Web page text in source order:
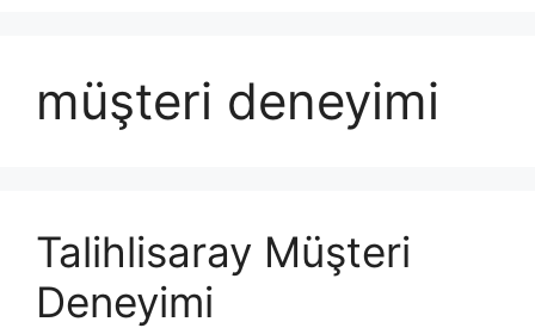
müşteri deneyimi
Talihlisaray Müşteri
Deneyimi